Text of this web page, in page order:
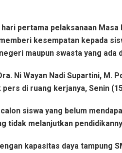
pertama pelaksanaan
kesempatan kepada
maupun swasta yang ada
Ni Wayan Nadi Supartini, M.
di ruang kerjanya, Senin
siswa yang belum
tidak melanjutkan
kapasitas daya tampung